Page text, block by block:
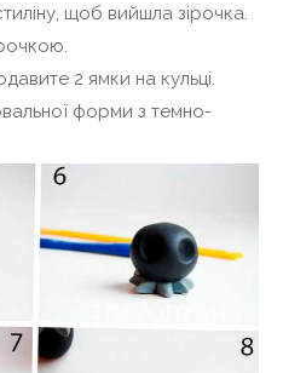
щоб вийшла зірочка.
2 ямки на кульці.
форми з темно-